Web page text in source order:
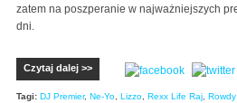
zatem na poszperanie w najważniejszych
dni.
Czytaj dalej >>
Tagi: DJ Premier, Ne-Yo Lizzo Rexx Life Raj